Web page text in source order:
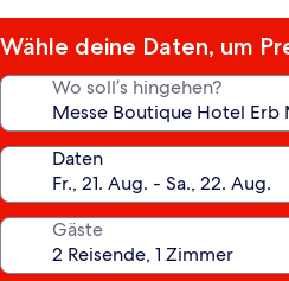
Wähle deine Daten, um
Wo soll’s hingehen?
Daten
Gäste